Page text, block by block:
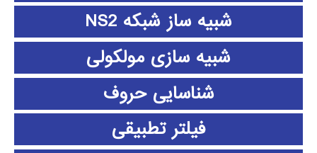
شبیه ساز شبکه NS2
شبیه سازی مولکولی
شناسایی حروف
فیلتر تطبیقی